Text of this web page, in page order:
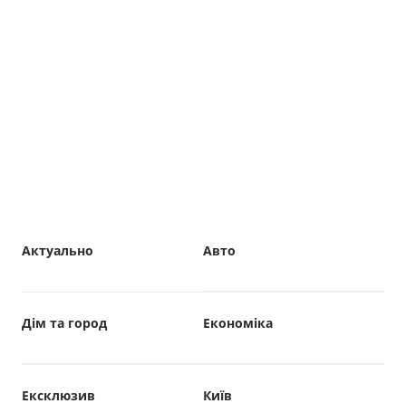
Авто
Актуально
Дім та город Економіка
Ексклюзив Київ